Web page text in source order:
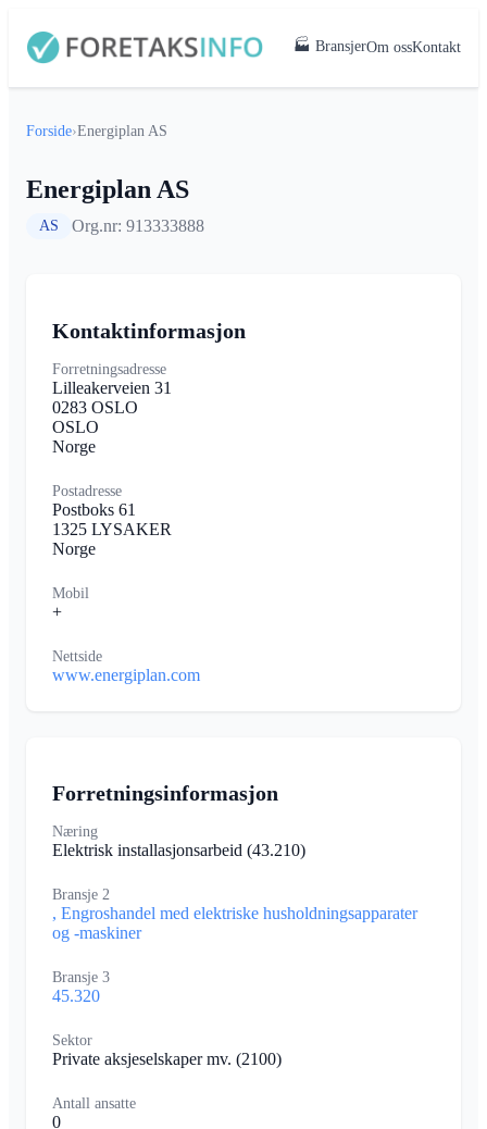
🏭 BransjerOm ossKontakt
Forside›Energiplan AS
Energiplan AS
AS Org.nr: 913333888
Kontaktinformasjon
Forretningsadresse
Lilleakerveien 31
0283 OSLO
OSLO
Norge
Postadresse
Postboks 61
1325 LYSAKER
Norge
Mobil
+
Nettside
www.energiplan.com
Forretningsinformasjon
Næring
Elektrisk installasjonsarbeid (43.210)
Bransje 2
, Engroshandel med elektriske husholdningsapparater
og -maskiner
Bransje 3
45.320
Sektor
Private aksjeselskaper mv. (2100)
Antall ansatte
0